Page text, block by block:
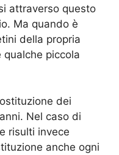
attraverso questo
Ma quando è
della propria
qualche piccola
dei
Nel caso di
risulti invece
anche ogni